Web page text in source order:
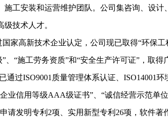
工安装和运营维护团队。公司集咨询、设
技术人才。
家高新技术企业认定，公司现已取得“环保
“施工劳务资质”和“安全生产许可证”，取
过ISO9001质量管理体系认证、ISO14001
业信用等级AAA级证书”、“诚信经营示范单
请发明专利2项、实用新型专利26项，软件著